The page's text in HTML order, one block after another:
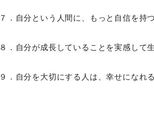
７．自分という人間に、もっと自信を持つ
８．自分が成長していることを実感して
９．自分を大切にする人は、幸せになれる